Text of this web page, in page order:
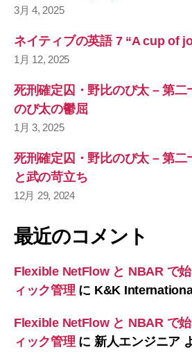
3月 4, 2025
ネイティブの英語 7 “A cup of
1月 12, 2025
死刑確定囚・野比のび太 – 第二
のび太の鬱屈
1月 3, 2025
死刑確定囚・野比のび太 – 第二
と武の苛立ち
12月 29, 2024
最近のコメント
Flexible NetFlow と NBAR で
ィック管理 に K&K
Flexible NetFlow と NBAR で
ィック管理 に 新人エンジニア